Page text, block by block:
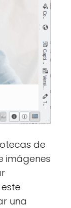
de
imágenes
una